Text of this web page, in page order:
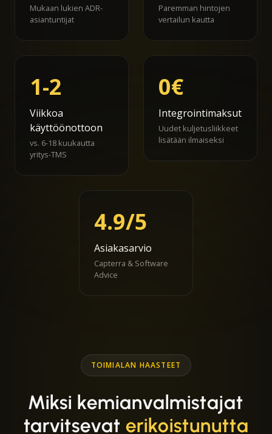
Mukaan lukien ADR-
asiantuntijat
Paremman hintojen
vertailun kautta
1-2
Viikkoa
käyttöönottoon
vs. 6-18 kuukautta
yritys-TMS
0€
Integrointimaksut
Uudet kuljetusliikkeet
lisätään ilmaiseksi
4.9/5
Asiakasarvio
Capterra & Software
Advice
TOIMIALAN HAASTEET
Miksi kemianvalmistajat
tarvitsevaterikoistunutta